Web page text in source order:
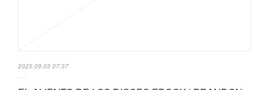
2025.09.03 07:37